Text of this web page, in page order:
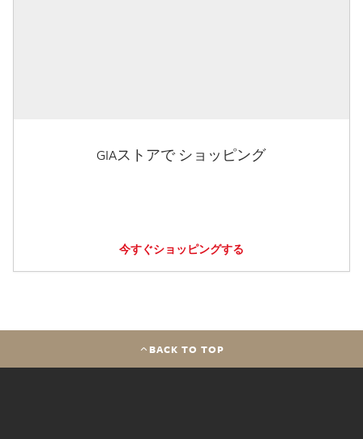
GIAストアで ショッピング
今すぐショッピングする
BACK TO TOP